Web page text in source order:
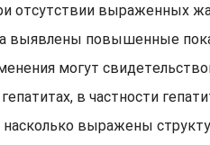
отсутствии выраженных
выявлены повышенные
могут
в частности
выражены